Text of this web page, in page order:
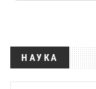
НАУКА